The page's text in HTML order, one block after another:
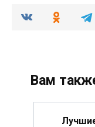
Вам